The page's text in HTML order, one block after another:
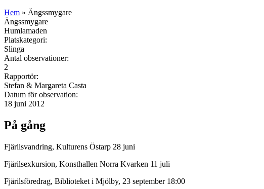
Hem » Ängssmygare
Ängssmygare
Humlamaden
Platskategori:
Slinga
Antal observationer:
2
Rapportör:
Stefan & Margareta Casta
Datum för observation:
18 juni 2012
På gång
Fjärilsvandring, Kulturens Östarp 28 juni
Fjärilsexkursion, Konsthallen Norra Kvarken 11 juli
Fjärilsföredrag, Biblioteket i Mjölby, 23 september 18:00